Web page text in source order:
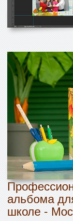
альбома
школе -